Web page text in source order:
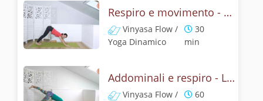
Respiro e movimento - Vinyasa yoga fondamentale
Vinyasa Flow /
Yoga Dinamico
30
min
Addominali e respiro - Lezione Vinyasa Yoga
Vinyasa Flow /
60